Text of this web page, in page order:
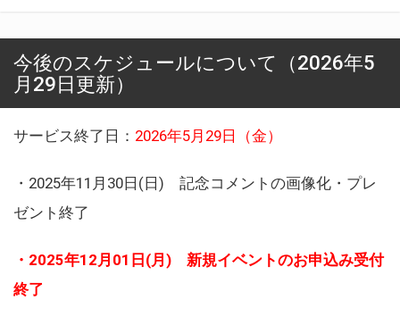
今後のスケジュールについて（2026年5
月29日更新）
サービス終了日： 2026年5月29日（金）
・2025年11月30日(日) 記念コメントの画像化・プレ
ゼント終了
・2025年12月01日(月) 新規イベントのお申込み受付
終了